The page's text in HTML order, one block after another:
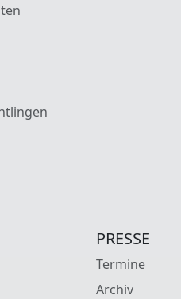
PRESSE
Termine
Archiv